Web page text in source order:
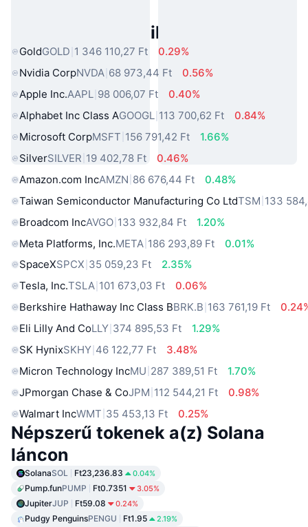
Népszerű Való Világbeli Eszközök
GoldGOLD 1 346 110,27 Ft
0.29%
Nvidia CorpNVDA 68 973,44 Ft
0.56%
Apple Inc.AAPL 98 006,07 Ft
0.40%
Alphabet Inc Class AGOOGL 113 700,62 Ft
0.84%
Microsoft CorpMSFT 156 791,42 Ft
1.66%
SilverSILVER 19 402,78 Ft
0.46%
Amazon.com IncAMZN 86 676,44 Ft
0.48%
Taiwan Semiconductor Manufacturing Co LtdTSM 133
Broadcom IncAVGO 133 932,84 Ft
1.20%
Meta Platforms, Inc.META 186 293,89 Ft
0.01%
SpaceXSPCX 35 059,23 Ft
2.35%
Tesla, Inc.TSLA 101 673,03 Ft
0.06%
Berkshire Hathaway Inc Class BBRK.B 163 761,19 Ft
Eli Lilly And CoLLY 374 895,53 Ft
1.29%
SK HynixSKHY 46 122,77 Ft
3.48%
Micron Technology IncMU 287 389,51 Ft
1.70%
JPmorgan Chase & CoJPM 112 544,21 Ft
0.98%
Walmart IncWMT 35 453,13 Ft 0.25%
Népszerű tokenek a(z) Solana
láncon
SolanaSOL Ft23,236.83 0.04%
Pump.funPUMP Ft0.7351 3.05%
JupiterJUP Ft59.08 0.24%
Pudgy PenguinsPENGU Ft1.95 2.19%